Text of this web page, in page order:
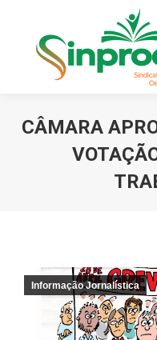
CÂMARA
Informação Jornalística